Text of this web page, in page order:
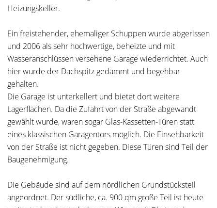
Heizungskeller.
Ein freistehender, ehemaliger Schuppen wurde abgerissen
und 2006 als sehr hochwertige, beheizte und mit
Wasseranschlüssen versehene Garage wiederrichtet. Auch
hier wurde der Dachspitz gedämmt und begehbar
gehalten.
Die Garage ist unterkellert und bietet dort weitere
Lagerflächen. Da die Zufahrt von der Straße abgewandt
gewählt wurde, waren sogar Glas-Kassetten-Türen statt
eines klassischen Garagentors möglich. Die Einsehbarkeit
von der Straße ist nicht gegeben. Diese Türen sind Teil der
Baugenehmigung.
Die Gebäude sind auf dem nördlichen Grundstücksteil
angeordnet. Der südliche, ca. 900 qm große Teil ist heute